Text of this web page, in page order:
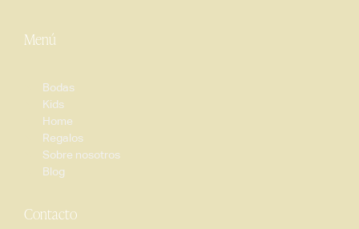
Menú
Bodas
Kids
Home
Regalos
Sobre nosotros
Blog
Contacto